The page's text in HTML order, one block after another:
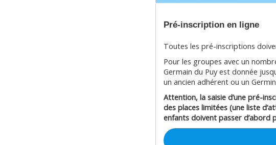
Pré-inscription en ligne
Toutes les pré-inscriptions
Pour les groupes avec un
Germain du Puy est donnée
un ancien adhérent ou un
Attention, la saisie d’une pré-
des places limitées (une liste
enfants doivent passer d’abord